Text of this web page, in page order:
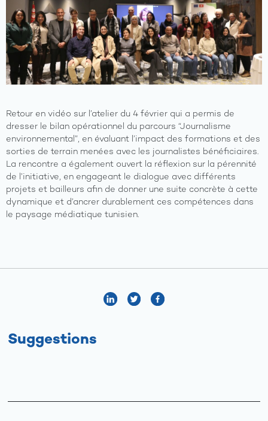
Axes
du
Les
activités
Les
Les
Galerie
Retour en vidéo sur l’atelier du 4 février qui a permis de
dresser le bilan opérationnel du parcours “Journalisme
environnemental”, en évaluant l’impact des formations et des
sorties de terrain menées avec les journalistes bénéficiaires.
La rencontre a également ouvert la réflexion sur la pérennité
de l’initiative, en engageant le dialogue avec différents
projets et bailleurs afin de donner une suite concrète à cette
dynamique et d’ancrer durablement ces compétences dans
le paysage médiatique tunisien.
Suggestions